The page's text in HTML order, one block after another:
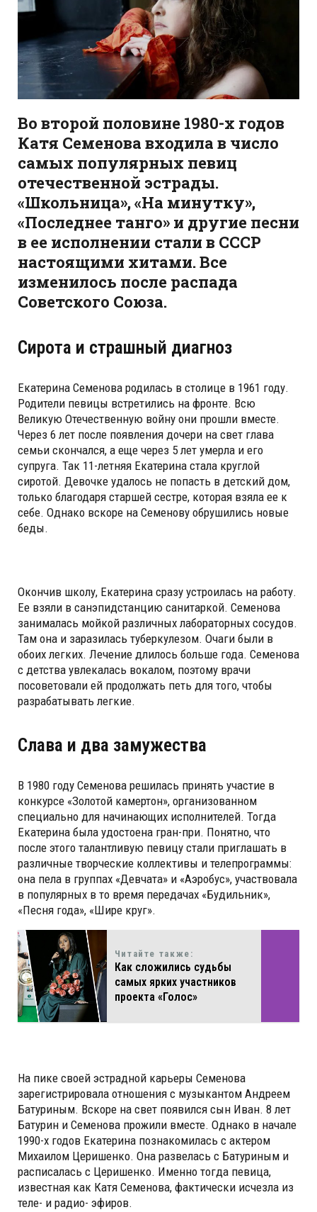
Во второй половине 1980-х годов
Катя Семенова входила в число
самых популярных певиц
отечественной эстрады.
«Школьница», «На минутку»,
«Последнее танго» и другие песни
в ее исполнении стали в СССР
настоящими хитами. Все
изменилось после распада
Советского Союза.
Сирота и страшный диагноз
Екатерина Семенова родилась в столице в 1961 году.
Родители певицы встретились на фронте. Всю
Великую Отечественную войну они прошли вместе.
Через 6 лет после появления дочери на свет глава
семьи скончался, а еще через 5 лет умерла и его
супруга. Так 11-летняя Екатерина стала круглой
сиротой. Девочке удалось не попасть в детский дом,
только благодаря старшей сестре, которая взяла ее к
себе. Однако вскоре на Семенову обрушились новые
беды.
Окончив школу, Екатерина сразу устроилась на работу.
Ее взяли в санэпидстанцию санитаркой. Семенова
занималась мойкой различных лабораторных сосудов.
Там она и заразилась туберкулезом. Очаги были в
обоих легких. Лечение длилось больше года. Семенова
с детства увлекалась вокалом, поэтому врачи
посоветовали ей продолжать петь для того, чтобы
разрабатывать легкие.
Слава и два замужества
В 1980 году Семенова решилась принять участие в
конкурсе «Золотой камертон», организованном
специально для начинающих исполнителей. Тогда
Екатерина была удостоена гран-при. Понятно, что
после этого талантливую певицу стали приглашать в
различные творческие коллективы и телепрограммы:
она пела в группах «Девчата» и «Аэробус», участвовала
в популярных в то время передачах «Будильник»,
«Песня года», «Шире круг».
Читайте также:
Как сложились судьбы
самых ярких участников
проекта «Голос»
На пике своей эстрадной карьеры Семенова
зарегистрировала отношения с музыкантом Андреем
Батуриным. Вскоре на свет появился сын Иван. 8 лет
Батурин и Семенова прожили вместе. Однако в начале
1990-х годов Екатерина познакомилась с актером
Михаилом Церишенко. Она развелась с Батуриным и
расписалась с Церишенко. Именно тогда певица,
известная как Катя Семенова, фактически исчезла из
теле- и радио- эфиров.